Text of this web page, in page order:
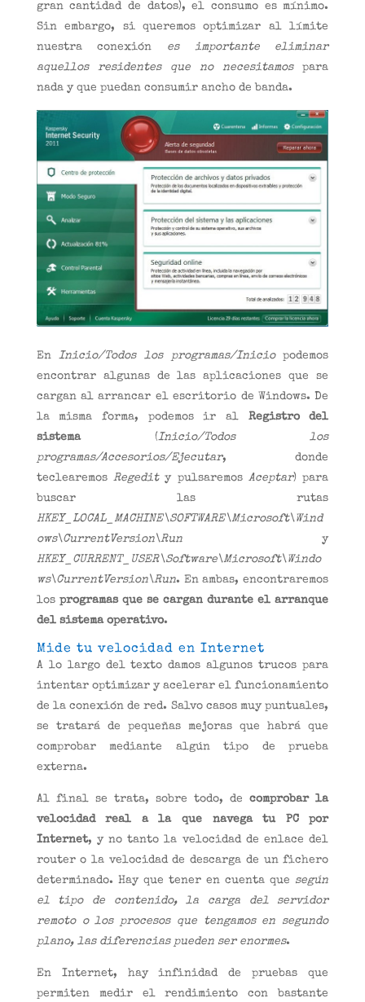
gran cantidad de datos), el consumo es mínimo.
Sin embargo, si queremos optimizar al límite
nuestra conexión es importante eliminar
aquellos residentes que no necesitamospara
nada y que puedan consumir ancho de banda.
EnInicio/Todos los programas/Iniciopodemos
encontrar algunas de las aplicaciones que se
cargan al arrancar el escritorio de Windows. De
la misma forma, podemos ir al Registro del
sistema(Inicio/Todos los
programas/Accesorios/Ejecutar, donde
teclearemosRegedity pulsaremosAceptar) para
buscar las rutas
HKEY_LOCAL_MACHINE\SOFTWARE\Microsoft\Wind
ows\CurrentVersion\Runy
HKEY_CURRENT_USER\Software\Microsoft\Windo
ws\CurrentVersion\Run. En ambas, encontraremos
los programas que se cargan durante el arranque
del sistema operativo.
Mide tu velocidad en Internet
A lo largo del texto damos algunos trucos para
intentar optimizar y acelerar el funcionamiento
de la conexión de red. Salvo casos muy puntuales,
se tratará de pequeñas mejoras que habrá que
comprobar mediante algún tipo de prueba
externa.
Al final se trata, sobre todo, decomprobar la
velocidad real a la que navega tu PC por
Internet, y no tanto la velocidad de enlace del
router o la velocidad de descarga de un fichero
determinado. Hay que tener en cuenta que según
el tipo de contenido, la carga del servidor
remoto o los procesos que tengamos en segundo
plano, las diferencias pueden ser enormes.
En Internet, hay infinidad de pruebas que
permiten medir el rendimiento con bastante